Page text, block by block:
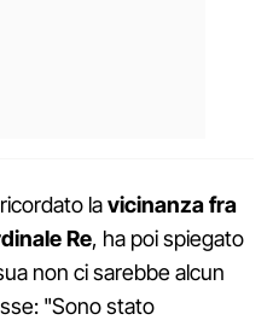
lavicinanza fra
Re, ha poi spiegato
non ci sarebbe alcun
"Sono stato